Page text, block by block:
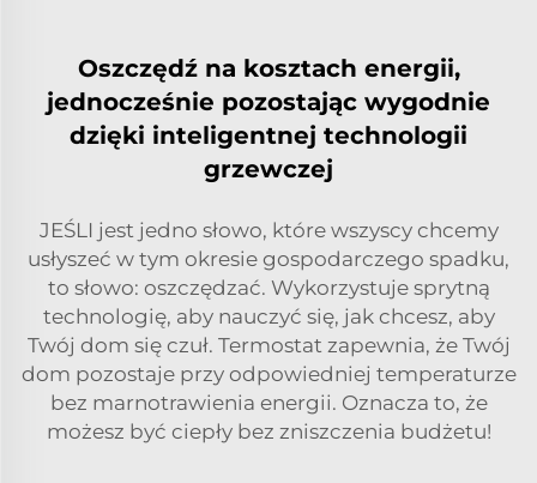
Oszczędź na kosztach energii,
jednocześnie pozostając wygodnie
dzięki inteligentnej technologii
grzewczej
JEŚLI jest jedno słowo, które wszyscy chcemy
usłyszeć w tym okresie gospodarczego spadku,
to słowo: oszczędzać. Wykorzystuje sprytną
technologię, aby nauczyć się, jak chcesz, aby
Twój dom się czuł. Termostat zapewnia, że Twój
dom pozostaje przy odpowiedniej temperaturze
bez marnotrawienia energii. Oznacza to, że
możesz być ciepły bez zniszczenia budżetu!